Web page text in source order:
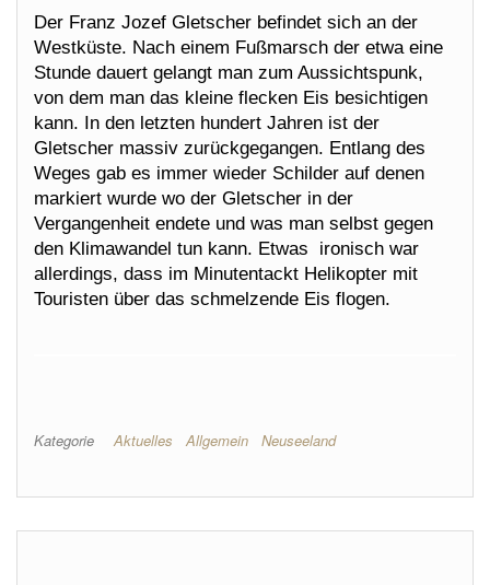
Der Franz Jozef Gletscher befindet sich an der
Westküste. Nach einem Fußmarsch der etwa eine
Stunde dauert gelangt man zum Aussichtspunk,
von dem man das kleine flecken Eis besichtigen
kann. In den letzten hundert Jahren ist der
Gletscher massiv zurückgegangen. Entlang des
Weges gab es immer wieder Schilder auf denen
markiert wurde wo der Gletscher in der
Vergangenheit endete und was man selbst gegen
den Klimawandel tun kann. Etwas ironisch war
allerdings, dass im Minutentackt Helikopter mit
Touristen über das schmelzende Eis flogen.
Kategorie Aktuelles Allgemein Neuseeland